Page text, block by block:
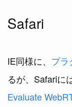
Safari
IE同様に、 プラ
るが、Safariに
Evaluate